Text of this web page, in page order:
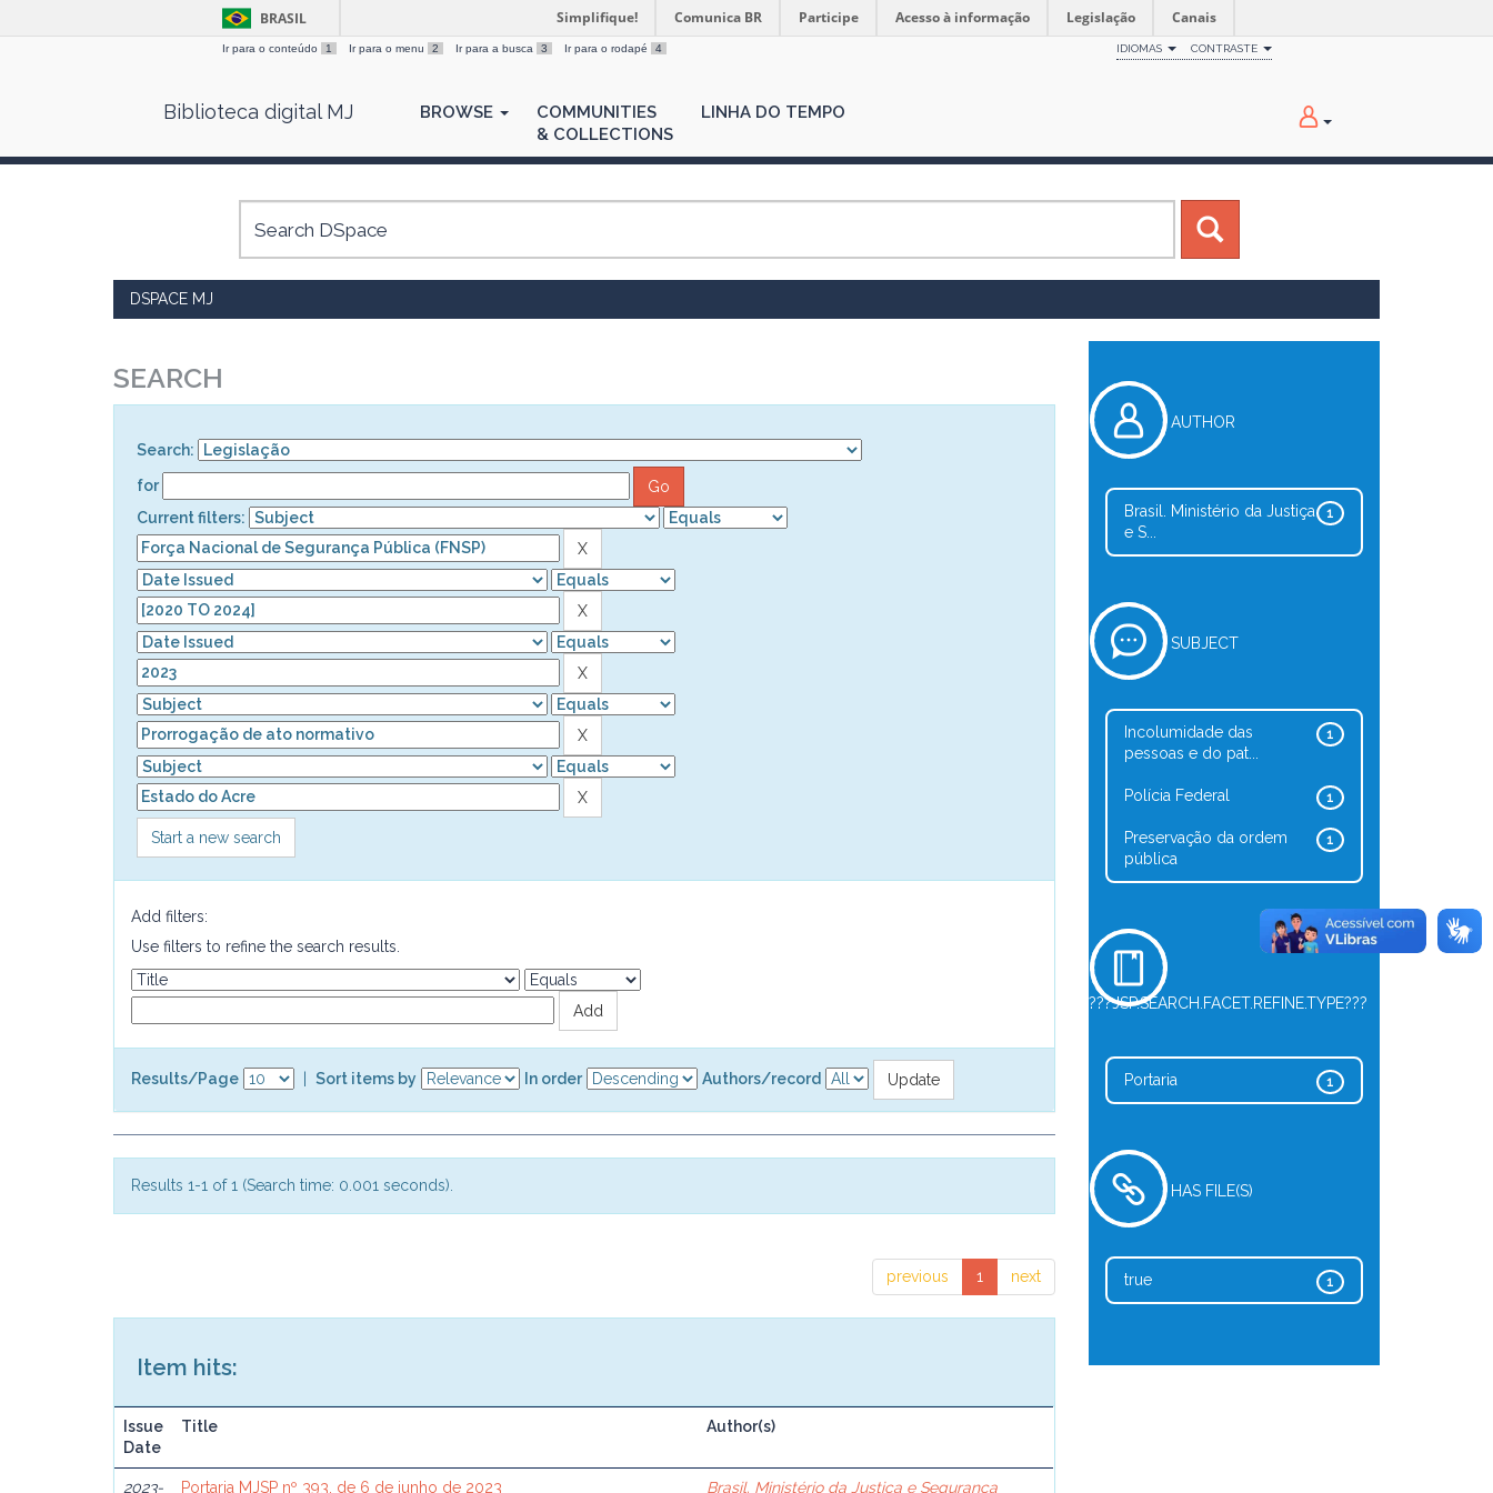
BRASIL Simplifique! Comunica BR Participe Acesso à informação Legislação Canais
Ir para o conteúdo 1 Ir para o menu 2 Ir para a busca 3 Ir para o rodapé 4 IDIOMAS CONTRASTE
Biblioteca digital MJ BROWSE
COMMUNITIES
& COLLECTIONS
LINHA DO TEMPO
DSPACE MJ
SEARCH
Search:
for
Current filters:
Start a new search
Add filters:
Use filters to refine the search results.
Results/Page Sort items by In order Authors/record
Results 1-1 of 1 (Search time: 0.001 seconds).
previous 1 next
Item hits:
Issue
Date
Title Author(s)
2023- Portaria MJSP nº 393, de 6 de junho de 2023 Brasil. Ministério da Justiça e Segurança
AUTHOR
1
Brasil. Ministério da Justiça
e S...
SUBJECT
1
Incolumidade das
pessoas e do pat...
1
Polícia Federal
1
Preservação da ordem
pública
???JSP.SEARCH.FACET.REFINE.TYPE???
1
Portaria
HAS FILE(S)
1
true